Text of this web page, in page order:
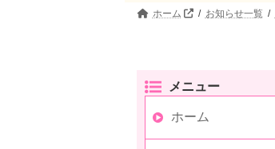
ホーム お知らせ一覧
メニュー
ホーム